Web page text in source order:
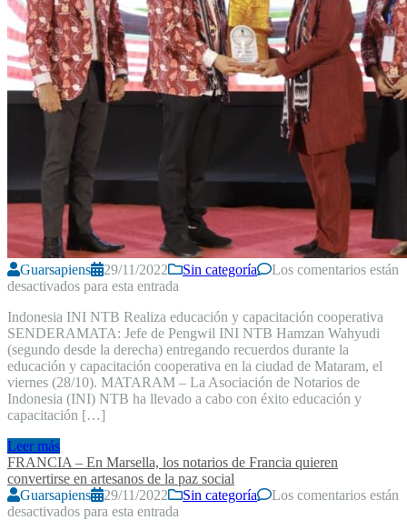
Guarsapiens 29/11/2022 Sin categoría
Los comentarios están
desactivados para esta entrada
Indonesia INI NTB Realiza educación y capacitación cooperativa
SENDERAMATA: Jefe de Pengwil INI NTB Hamzan Wahyudi
(segundo desde la derecha) entregando recuerdos durante la
educación y capacitación cooperativa en la ciudad de Mataram, el
viernes (28/10). MATARAM – La Asociación de Notarios de
Indonesia (INI) NTB ha llevado a cabo con éxito educación y
capacitación […]
Leer más
FRANCIA – En Marsella, los notarios de Francia quieren
convertirse en artesanos de la paz social
Guarsapiens
29/11/2022 Sin categoría
Los comentarios están
desactivados para esta entrada